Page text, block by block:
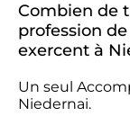
Combien de
profession
exercent à
Un seul
Niedernai.